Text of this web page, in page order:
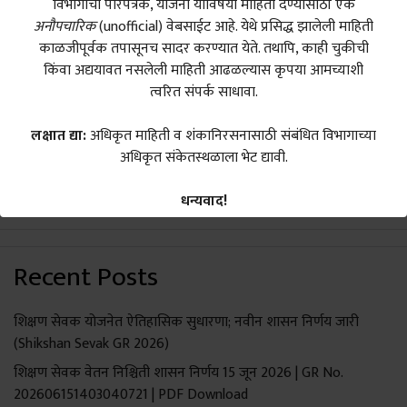
विभागांची परिपत्रके, योजना यांविषयी माहिती देण्यासाठी एक
अनौपचारिक(unofficial) वेबसाईट आहे. येथे प्रसिद्ध झालेली माहिती
काळजीपूर्वक तपासूनच सादर करण्यात येते. तथापि, काही चुकीची
किंवा अद्ययावत नसलेली माहिती आढळल्यास कृपया आमच्याशी
त्वरित संपर्क साधावा.
लक्षात द्या:अधिकृत माहिती व शंकानिरसनासाठी संबंधित विभागाच्या
अधिकृत संकेतस्थळाला भेट द्यावी.
धन्यवाद!
निर्णय शासन निर्णय
Recent Posts
शिक्षण सेवक योजनेत ऐतिहासिक सुधारणा; नवीन शासन निर्णय जारी
(Shikshan Sevak GR 2026)
शिक्षण सेवक वेतन निश्चिती शासन निर्णय 15 जून 2026 | GR No.
202606151403040721 | PDF Download